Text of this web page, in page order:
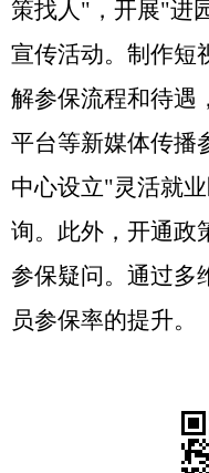
策找人"，开展"进
宣传活动。制作短
解参保流程和待遇
平台等新媒体传播
中心设立"灵活就
询。此外，开通政
参保疑问。通过多
员参保率的提升。